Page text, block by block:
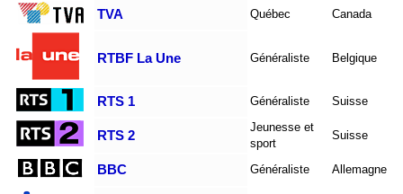
TVA Québec Canada
RTBF La Une Généraliste Belgique
RTS 1 Généraliste Suisse
RTS 2
Jeunesse et
sport
Suisse
BBC Généraliste Allemagne